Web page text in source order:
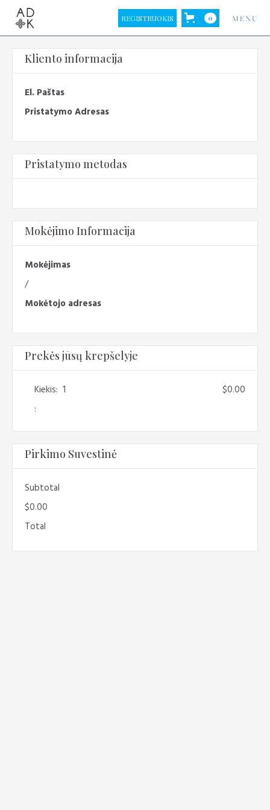
REGISTRUOKIS 0 MENU
Kliento informacija
El. Paštas
Pristatymo Adresas
Pristatymo metodas
Mokėjimo Informacija
Mokėjimas
/
Mokėtojo adresas
Prekės jūsų krepšelyje
Kiekis: 1
:
$0.00
Pirkimo Suvestinė
Subtotal
$0.00
Total